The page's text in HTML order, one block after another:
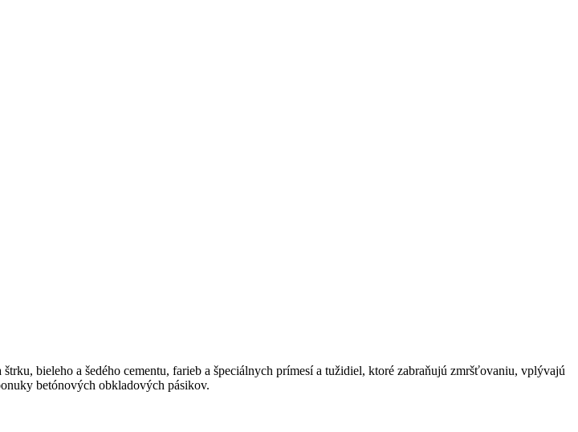
bieleho a šedého cementu, farieb a špeciálnych prímesí a tužidiel, ktoré zabraňujú zmršťovaniu, vplývajú
betónových obkladových pásikov.